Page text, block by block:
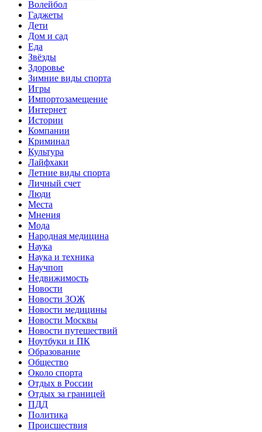
Волейбол
Гаджеты
Дети
Дом и сад
Еда
Звёзды
Здоровье
Зимние виды спорта
Игры
Импортозамещение
Интернет
Истории
Компании
Криминал
Культура
Лайфхаки
Летние виды спорта
Личный счет
Люди
Места
Мнения
Мода
Народная медицина
Наука
Наука и техника
Научпоп
Недвижимость
Новости
Новости ЗОЖ
Новости медицины
Новости Москвы
Новости путешествий
Ноутбуки и ПК
Образование
Общество
Около спорта
Отдых в России
Отдых за границей
ПДД
Политика
Происшествия